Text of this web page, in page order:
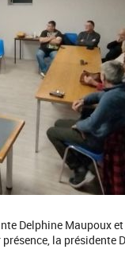
Delphine Maupoux
la présidente